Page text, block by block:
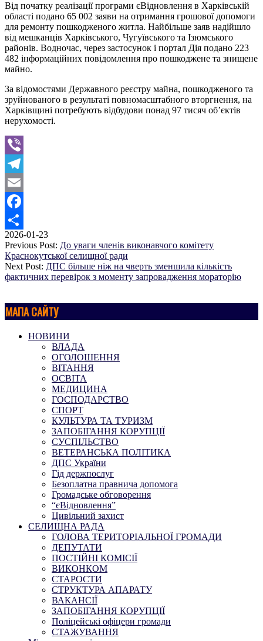
Від початку реалізації програми єВідновлення в Харківській
області подано 65 002 заяви на отримання грошової допомоги
для ремонту пошкодженого житла. Найбільше заяв надійшло
від мешканців Харківського, Чугуївського та Ізюмського
районів. Водночас, через застосунок і портал Дія подано 223
482 інформаційних повідомлення про пошкоджене та знищене
майно.
За відомостями Державного реєстру майна, пошкодженого та
зруйнованого в результаті повномасштабного вторгнення, на
Харківщині потребують відбудови понад 97 тисяч обʼєктів
нерухомості.
Viber
Telegram
Email
Facebook
Поділитися
2026-01-23
Previous Post: До уваги членів виконавчого комітету
Краснокутської селищної ради
Next Post: ДПС більше ніж на чверть зменшила кількість
фактичних перевірок з моменту запровадження мораторію
МАПА САЙТУ
НОВИНИ
ВЛАДА
ОГОЛОШЕННЯ
ВІТАННЯ
ОСВІТА
МЕДИЦИНА
ГОСПОДАРСТВО
СПОРТ
КУЛЬТУРА ТА ТУРИЗМ
ЗАПОБІГАННЯ КОРУПЦІЇ
СУСПІЛЬСТВО
ВЕТЕРАНСЬКА ПОЛІТИКА
ДПС України
Гід держпослуг
Безоплатна правнича допомога
Громадське обговорення
“єВідновлення”
Цивільний захист
СЕЛИЩНА РАДА
ГОЛОВА ТЕРИТОРІАЛЬНОЇ ГРОМАДИ
ДЕПУТАТИ
ПОСТІЙНІ КОМІСІЇ
ВИКОНКОМ
СТАРОСТИ
СТРУКТУРА АПАРАТУ
ВАКАНСІЇ
ЗАПОБІГАННЯ КОРУПЦІЇ
Поліцейські офіцери громади
СТАЖУВАННЯ